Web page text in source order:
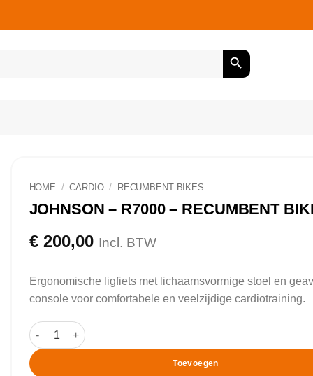
HOME / CARDIO / RECUMBENT BIKES
JOHNSON – R7000 – RECUMBENT
€200,00 Incl. BTW
Ergonomische ligfiets met lichaamsvormige stoel en
console voor comfortabele en veelzijdige cardiotraining.
Johnson - R7000 - Recumbent Bike aantal
Toevoegen